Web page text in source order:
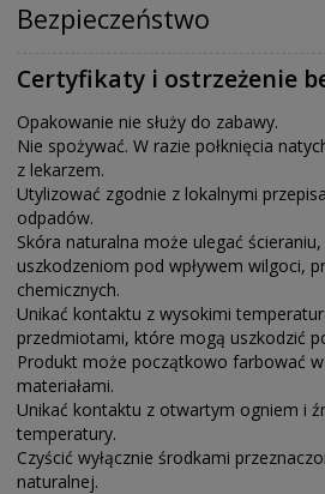
Bezpieczeństwo
Certyfikaty i ostrzeżenie
Opakowanie nie służy do zabawy.
Nie spożywać. W razie połknięcia
z lekarzem.
Utylizować zgodnie z lokalnymi
odpadów.
Skóra naturalna może ulegać
uszkodzeniom pod wpływem wilgoci,
chemicznych.
Unikać kontaktu z wysokimi
przedmiotami, które mogą uszkodzić
Produkt może początkowo farbować
materiałami.
Unikać kontaktu z otwartym ogniem i
temperatury.
Czyścić wyłącznie środkami
naturalnej.